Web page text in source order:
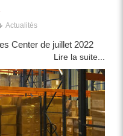
Actualités
Center de juillet 2022
Lire la suite...